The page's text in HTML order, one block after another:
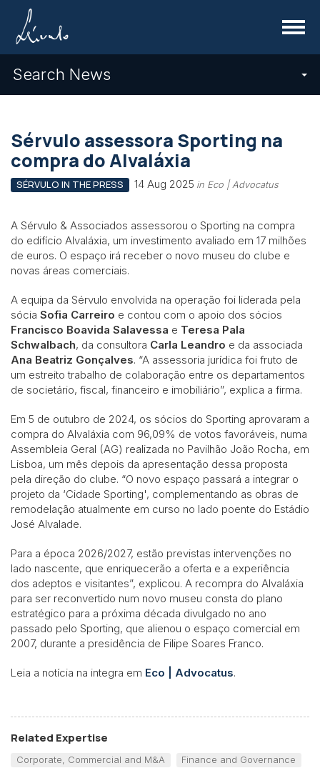
Menu
Search News
Sérvulo assessora Sporting na
compra do Alvaláxia
SÉRVULO IN THE PRESS 14 Aug 2025 in Eco | Advocatus
A Sérvulo & Associados assessorou o Sporting na compra
do edifício Alvaláxia, um investimento avaliado em 17 milhões
de euros. O espaço irá receber o novo museu do clube e
novas áreas comerciais.
A equipa da Sérvulo envolvida na operação foi liderada pela
sócia Sofia Carreiro e contou com o apoio dos sócios
Francisco Boavida Salavessa e Teresa Pala
Schwalbach, da consultora Carla Leandro e da associada
Ana Beatriz Gonçalves. “A assessoria jurídica foi fruto de
um estreito trabalho de colaboração entre os departamentos
de societário, fiscal, financeiro e imobiliário”, explica a firma.
Em 5 de outubro de 2024, os sócios do Sporting aprovaram a
compra do Alvaláxia com 96,09% de votos favoráveis, numa
Assembleia Geral (AG) realizada no Pavilhão João Rocha, em
Lisboa, um mês depois da apresentação dessa proposta
pela direção do clube. “O novo espaço passará a integrar o
projeto da ‘Cidade Sporting', complementando as obras de
remodelação atualmente em curso no lado poente do Estádio
José Alvalade.
Para a época 2026/2027, estão previstas intervenções no
lado nascente, que enriquecerão a oferta e a experiência
dos adeptos e visitantes”, explicou. A recompra do Alvaláxia
para ser reconvertido num novo museu consta do plano
estratégico para a próxima década divulgado no ano
passado pelo Sporting, que alienou o espaço comercial em
2007, durante a presidência de Filipe Soares Franco.
Leia a notícia na integra em Eco | Advocatus.
Related Expertise
Corporate, Commercial and M&A
Finance and Governance